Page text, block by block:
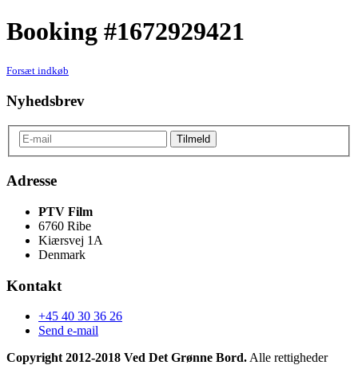
Booking #1672929421
Forsæt indkøb
Nyhedsbrev
Adresse
PTV Film
6760 Ribe
Kiærsvej 1A
Denmark
Kontakt
+45 40 30 36 26
Send e-mail
Copyright 2012-2018 Ved Det Grønne Bord. Alle rettigheder